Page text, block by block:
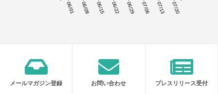
06/01 06/08 06/15 06/22 06/29 07/06 07/13 07/20
メールマガジン登録 お問い合わせ プレスリリース受付